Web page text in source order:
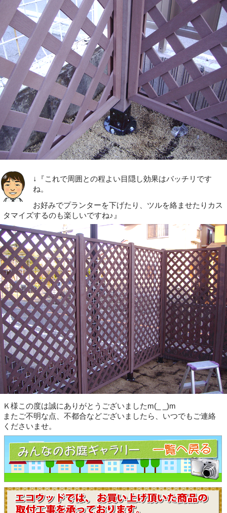
↓『これで周囲との程よい目隠し効果はバッチリです
ね。
お好みでプランターを下げたり、ツルを絡ませたりカス
タマイズするのも楽しいですね♪』
Ｋ様この度は誠にありがとうございましたm(_ _)m
またご不明な点、不都合などございましたら、いつでもご連絡
くださいませ。